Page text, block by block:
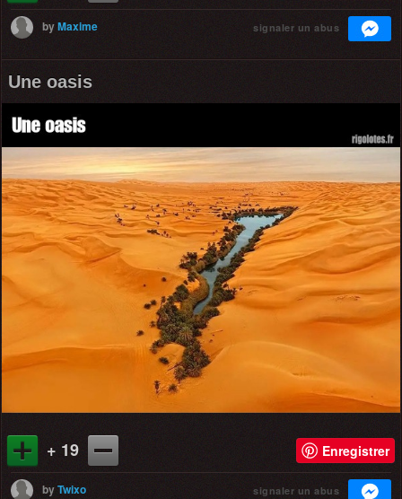
byMaxime signaler un abus
Une oasis
+ 19 Enregistrer
byTwixo signaler un abus